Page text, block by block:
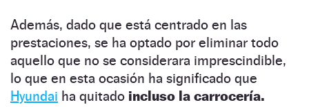
Además, dado que está centrado en las
prestaciones, se ha optado por eliminar todo
aquello que no se considerara imprescindible,
lo que en esta ocasión ha significado que
Hyundai ha quitado incluso la carrocería.